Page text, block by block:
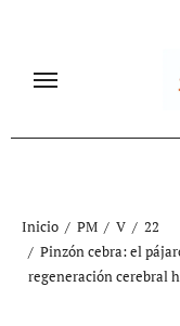
contenido
Inicio PM V
22
Pinzón cebra: el
regeneración cerebral